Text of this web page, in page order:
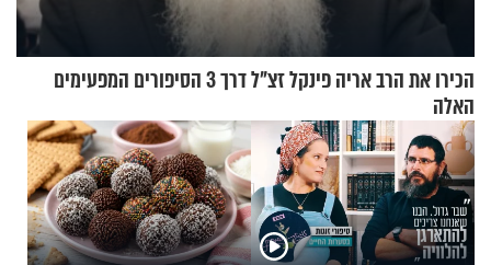
הכירו את הרב אריה פינקל זצ"ל דרך 3 הסיפורים המפעימים
האלה